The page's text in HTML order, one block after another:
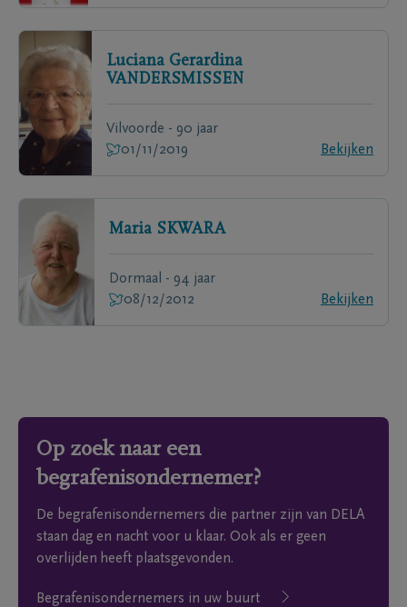
Luciana Gerardina
VANDERSMISSEN
Vilvoorde - 90 jaar
01/11/2019
Bekijken
Maria SKWARA
Dormaal - 94 jaar
08/12/2012
Bekijken
Op zoek naar een
begrafenisondernemer?
De begrafenisondernemers die partner zijn van DELA
staan dag en nacht voor u klaar. Ook als er geen
overlijden heeft plaatsgevonden.
Begrafenisondernemers in uw buurt